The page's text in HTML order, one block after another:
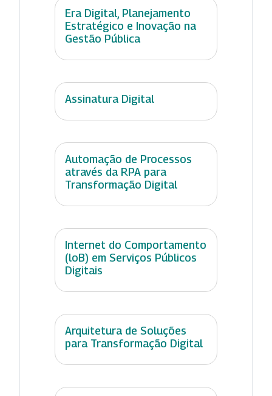
Era Digital, Planejamento
Estratégico e Inovação na
Gestão Pública
Assinatura Digital
Automação de Processos
através da RPA para
Transformação Digital
Internet do Comportamento
(loB) em Serviços Públicos
Digitais
Arquitetura de Soluções
para Transformação Digital